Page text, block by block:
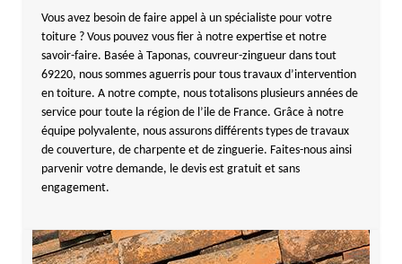
Vous avez besoin de faire appel à un spécialiste pour votre
toiture ? Vous pouvez vous fier à notre expertise et notre
savoir-faire. Basée à Taponas, couvreur-zingueur dans tout
69220, nous sommes aguerris pour tous travaux d’intervention
en toiture. A notre compte, nous totalisons plusieurs années de
service pour toute la région de l’ile de France. Grâce à notre
équipe polyvalente, nous assurons différents types de travaux
de couverture, de charpente et de zinguerie. Faites-nous ainsi
parvenir votre demande, le devis est gratuit et sans
engagement.